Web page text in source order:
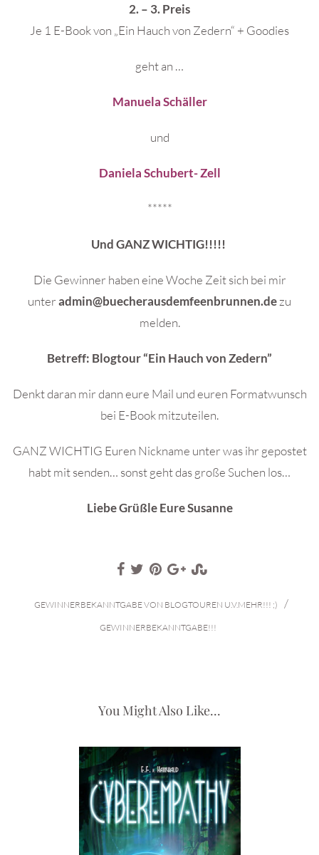
2. – 3. Preis
Je 1 E-Book von „Ein Hauch von Zedern“ + Goodies
geht an …
Manuela Schäller
und
Daniela Schubert- Zell
*****
Und GANZ WICHTIG!!!!!
Die Gewinner haben eine Woche Zeit sich bei mir
unteradmin@buecherausdemfeenbrunnen.dezu
melden.
Betreff: Blogtour “Ein Hauch von Zedern”
Denkt daran mir dann eure Mail und euren Formatwunsch
bei E-Book mitzuteilen.
GANZ WICHTIG Euren Nickname unter was ihr gepostet
habt mit senden… sonst geht das große Suchen los…
Liebe Grüßle Eure Susanne
GEWINNERBEKANNTGABE VON BLOGTOUREN U.V.MEHR!!! ;) /
GEWINNERBEKANNTGABE!!!
You Might Also Like...